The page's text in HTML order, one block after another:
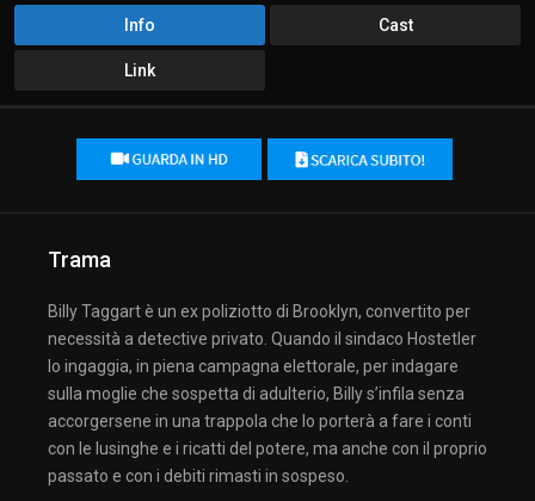
Info Cast
Link
Trama
Billy Taggart è un ex poliziotto di Brooklyn, convertito per
necessità a detective privato. Quando il sindaco Hostetler
lo ingaggia, in piena campagna elettorale, per indagare
sulla moglie che sospetta di adulterio, Billy s’infila senza
accorgersene in una trappola che lo porterà a fare i conti
con le lusinghe e i ricatti del potere, ma anche con il proprio
passato e con i debiti rimasti in sospeso.